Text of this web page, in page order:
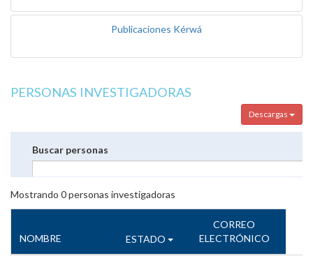
Publicaciones Kérwá
PERSONAS INVESTIGADORAS
Descargas
Buscar personas
Mostrando 0personas investigadoras
NOMBRE ESTADO
CORREO
ELECTRÓNICO